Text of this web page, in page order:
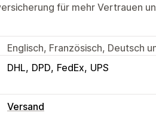
für mehr Vertrauen
Englisch, Französisch, Deutsch
DHL DPD FedEx UPS
Versand